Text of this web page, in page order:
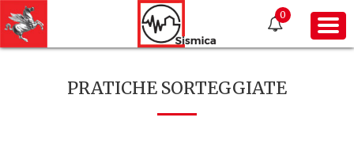
0
PRATICHE SORTEGGIATE